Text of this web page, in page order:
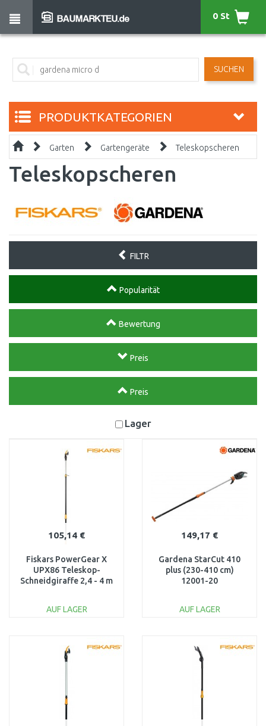
SUCHEN
0 St
PRODUKTKATEGORIEN
Garten Gartengeräte Teleskopscheren
Teleskopscheren
FILTR
Popularität
Bewertung
Preis
Preis
Lager
105,14 €
Fiskars PowerGear X
UPX86 Teleskop-
Schneidgiraffe 2,4 - 4 m
AUF LAGER
Vergleichen
149,17 €
Gardena StarCut 410
plus (230-410 cm)
12001-20
AUF LAGER
Vergleichen